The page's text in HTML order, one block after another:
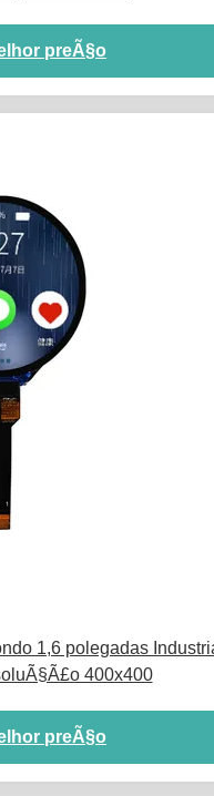
preÃ§o
1,6 polegadas
400x400
preÃ§o